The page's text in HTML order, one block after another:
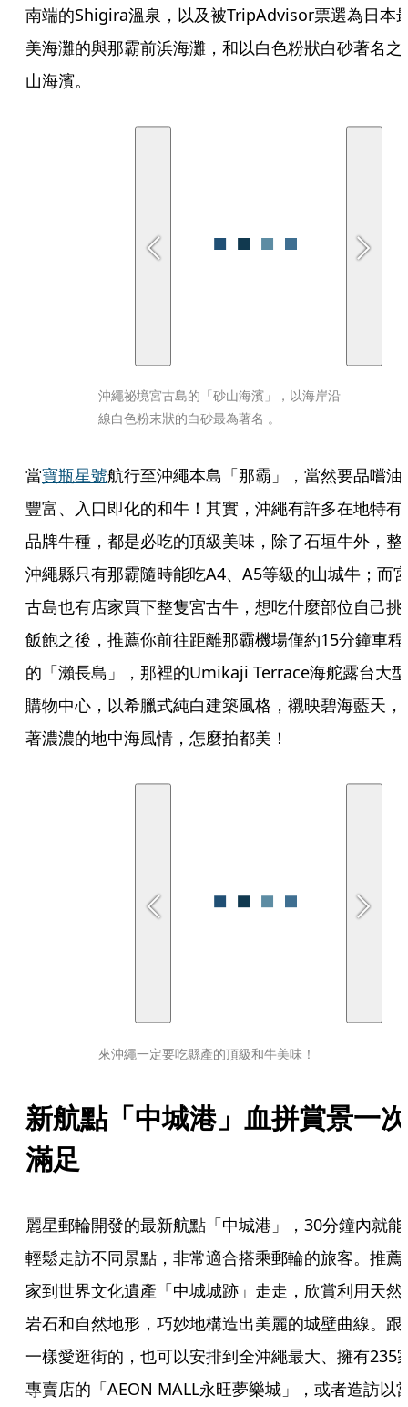
南端的Shigira溫泉，以及被TripAdvisor票選為日本
美海灘的與那霸前浜海灘，和以白色粉狀白砂著名之
山海濱。
沖繩祕境宮古島的「砂山海濱」，以海岸沿
線白色粉末狀的白砂最為著名 。
當寶瓶星號航行至沖繩本島「那霸」，當然要品嚐油
豐富、入口即化的和牛！其實，沖繩有許多在地特有
品牌牛種，都是必吃的頂級美味，除了石垣牛外，整
沖繩縣只有那霸隨時能吃A4、A5等級的山城牛；而
古島也有店家買下整隻宮古牛，想吃什麼部位自己挑
飯飽之後，推薦你前往距離那霸機場僅約15分鐘車程
的「瀨長島」，那裡的Umikaji Terrace海舵露台大型
購物中心，以希臘式純白建築風格，襯映碧海藍天，
著濃濃的地中海風情，怎麼拍都美！
來沖繩一定要吃縣產的頂級和牛美味！
新航點「中城港」血拼賞景一次
滿足
麗星郵輪開發的最新航點「中城港」，30分鐘內就能
輕鬆走訪不同景點，非常適合搭乘郵輪的旅客。推薦
家到世界文化遺產「中城城跡」走走，欣賞利用天然
岩石和自然地形，巧妙地構造出美麗的城壁曲線。跟
一樣愛逛街的，也可以安排到全沖繩最大、擁有235
專賣店的「AEON MALL永旺夢樂城」，或者造訪以